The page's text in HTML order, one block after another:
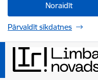
Noraidīt
Pārvaldīt sīkdatnes